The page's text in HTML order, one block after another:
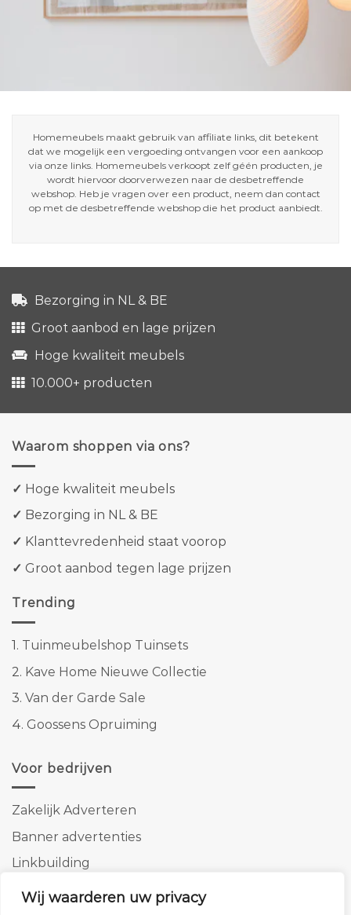
Wij waarderen uw privacy
Homemeubels maakt gebruik van affiliate links, dit betekent
dat we mogelijk een vergoeding ontvangen voor een aankoop
via onze links. Homemeubels verkoopt zelf géén producten, je
wordt hiervoor doorverwezen naar de desbetreffende
webshop. Heb je vragen over een product, neem dan contact
op met de desbetreffende webshop die het product aanbiedt.
Bezorging in NL & BE
Groot aanbod en lage prijzen
Hoge kwaliteit meubels
10.000+ producten
Waarom shoppen via ons?
✓ Hoge kwaliteit meubels
✓ Bezorging in NL & BE
✓ Klanttevredenheid staat voorop
✓ Groot aanbod tegen lage prijzen
Trending
1. Tuinmeubelshop Tuinsets
2. Kave Home Nieuwe Collectie
3. Van der Garde Sale
4. Goossens Opruiming
Voor bedrijven
Zakelijk Adverteren
Banner advertenties
Linkbuilding
SEO copywriting